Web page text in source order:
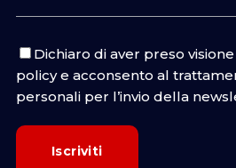
Dichiaro di aver preso
policye acconsento al
personali per l’invio della